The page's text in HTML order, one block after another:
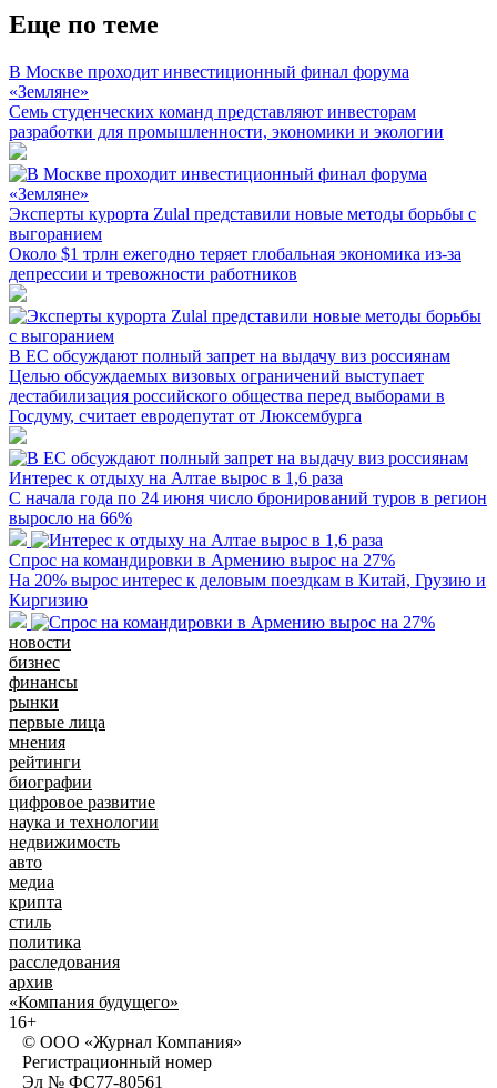
Еще по теме
В Москве проходит инвестиционный финал форума
«Земляне»
Семь студенческих команд представляют инвесторам
разработки для промышленности, экономики и экологии
Эксперты курорта Zulal представили новые методы борьбы с
выгоранием
Около $1 трлн ежегодно теряет глобальная экономика из-за
депрессии и тревожности работников
В ЕС обсуждают полный запрет на выдачу виз россиянам
Целью обсуждаемых визовых ограничений выступает
дестабилизация российского общества перед выборами в
Госдуму, считает евродепутат от Люксембурга
Интерес к отдыху на Алтае вырос в 1,6 раза
С начала года по 24 июня число бронирований туров в регион
выросло на 66%
Спрос на командировки в Армению вырос на 27%
На 20% вырос интерес к деловым поездкам в Китай, Грузию и
Киргизию
новости
бизнес
финансы
рынки
первые лица
мнения
рейтинги
биографии
цифровое развитие
наука и технологии
недвижимость
авто
медиа
крипта
стиль
политика
расследования
архив
«Компания будущего»
16+
© ООО «Журнал Компания»
Регистрационный номер
Эл № ФС77-80561